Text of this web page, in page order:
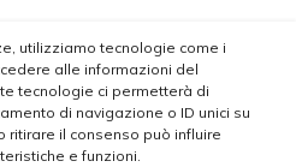
utilizziamo tecnologie come i
alle informazioni del
tecnologie ci permetterà di
di navigazione o ID unici su
ritirare il consenso può influire
e funzioni.